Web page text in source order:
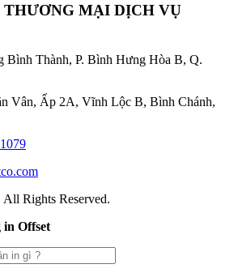
THƯƠNG MẠI DỊCH VỤ
Bình Thành, P. Bình Hưng Hòa B, Q.
Vân, Ấp 2A, Vĩnh Lộc B, Bình Chánh,
Rights Reserved.
Offset